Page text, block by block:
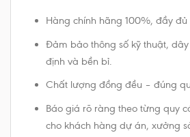
Hàng chính hãng 100%, đầy
Đảm bảo thông số kỹ thuật,
định và bền bỉ.
Chất lượng đồng đều – đúng
Báo giá rõ ràng theo từng quy
cho khách hàng dự án, xưởng